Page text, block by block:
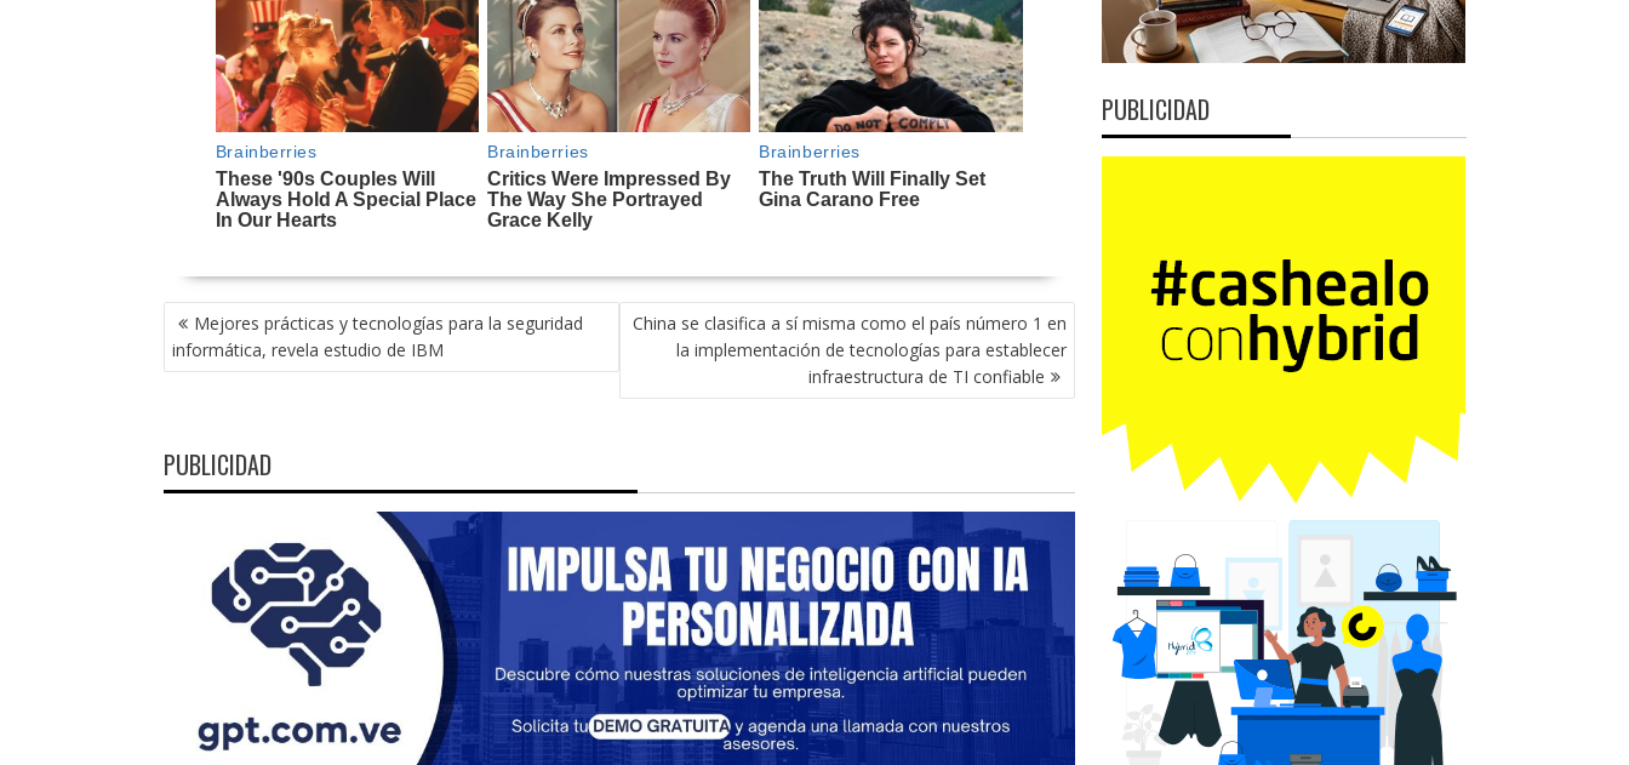
NAVEGACIÓN
DE
ENTRADAS
Mejores prácticas y tecnologías para la seguridad
informática, revela estudio de IBM
China se clasifica a sí misma como el país número 1 en
la implementación de tecnologías para establecer
infraestructura de TI confiable
PUBLICIDAD
PUBLICIDAD